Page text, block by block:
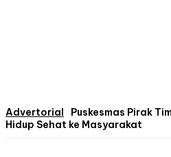
Advertorial
Puskesmas Pirak
Hidup Sehat ke Masyarakat